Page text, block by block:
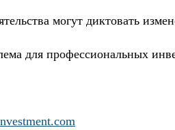
могут диктовать
для профессиональных